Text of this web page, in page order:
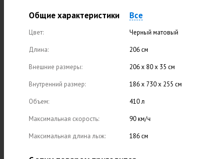
Общие характеристики Все
Цвет: Черный матовый
Длина: 206 см
Внешние размеры: 206 x 80 x 35 см
Внутренний размер: 186 x 730 x 255 см
Объем: 410 л
Максимальная скорость: 90 км/ч
Максимальная длина лыж: 186 см